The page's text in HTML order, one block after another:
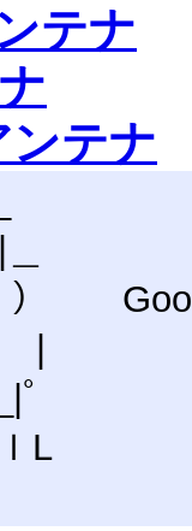
テナ
テナ
Good
|
L